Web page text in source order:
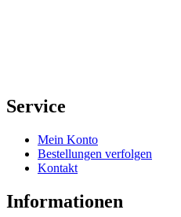
Service
Mein Konto
Bestellungen verfolgen
Kontakt
Informationen